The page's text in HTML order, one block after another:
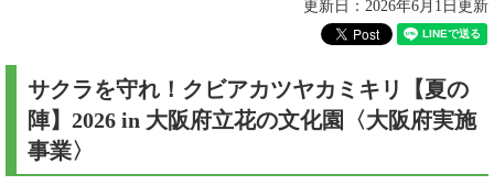
更新日：2026年6月1日更新
サクラを守れ！クビアカツヤカミキリ【夏の
陣】2026 in 大阪府立花の文化園〈大阪府実施
事業〉